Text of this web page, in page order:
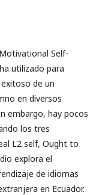
Self-
utilizado para
de un
en diversos
embargo, hay pocos
los tres
L2 self, Ought to
explora el
de idiomas
en Ecuador.